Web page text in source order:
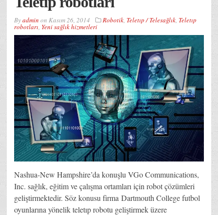
Byadmin on Kasım 26, 2014 Robotik, Teletıp / Telesağlık, Teletıp
robotları, Yeni sağlık hizmetleri
Nashua-New Hampshire’da konuşlu VGo Communications,
Inc. sağlık, eğitim ve çalışma ortamları için robot çözümleri
geliştirmektedir. Söz konusu firma Dartmouth College futbol
oyunlarına yönelik teletıp robotu geliştirmek üzere